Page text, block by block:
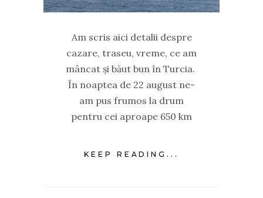
Am scris aici detalii despre
cazare, traseu, vreme, ce am
mâncat și băut bun în Turcia.
În noaptea de 22 august ne-
am pus frumos la drum
pentru cei aproape 650 km
KEEP READING...